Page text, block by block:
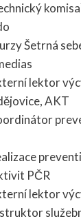
Šetrná
lektor
AKT
PČR
lektor